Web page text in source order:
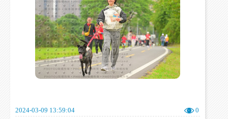
2024-03-09 13:59:04 0